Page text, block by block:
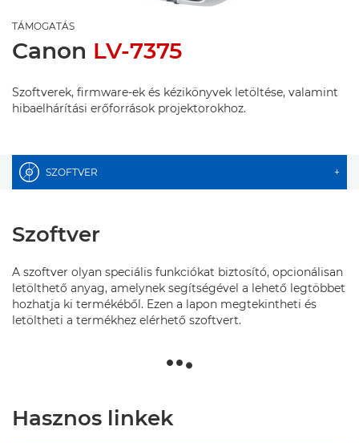
TÁMOGATÁS
Canon LV-7375
Szoftverek, firmware-ek és kézikönyvek letöltése, valamint
hibaelhárítási erőforrások projektorokhoz.
SZOFTVER +
Szoftver
A szoftver olyan speciális funkciókat biztosító, opcionálisan
letölthető anyag, amelynek segítségével a lehető legtöbbet
hozhatja ki termékéből. Ezen a lapon megtekintheti és
letöltheti a termékhez elérhető szoftvert.
Hasznos linkek